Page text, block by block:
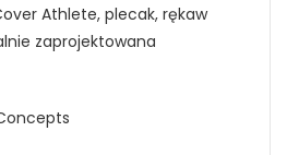
Athlete, plecak, rękaw
zaprojektowana